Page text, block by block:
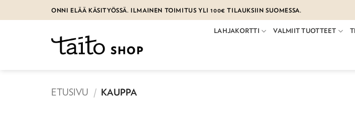
to
ONNI ELÄÄ KÄSITYÖSSÄ. ILMAINEN TOIMITUS YLI 100€ TILAUKSIIN SUOMESSA.
LAHJAKORTTI VALMIIT TUOTTEET
ETUSIVU / KAUPPA